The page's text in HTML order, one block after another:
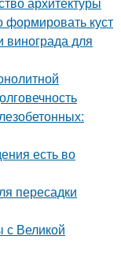
формировать куст
винограда для
есть во
пересадки
с Великой